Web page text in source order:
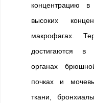
концентрацию
высоких
макрофагах.
достигаются в
органах
почках и
ткани,